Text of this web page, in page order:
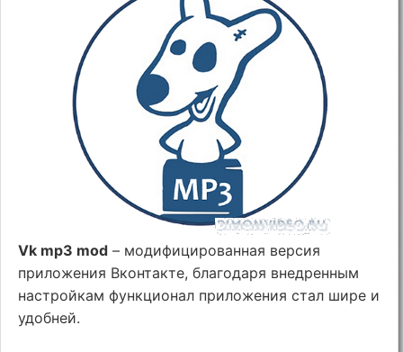
Vk mp3 mod – модифицированная версия
приложения Вконтакте, благодаря внедренным
настройкам функционал приложения стал шире и
удобней.